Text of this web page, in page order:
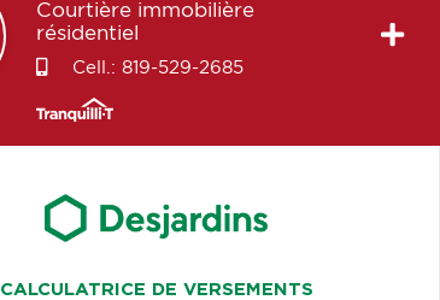
Courtière immobilière
résidentiel
Cell.: 819-529-2685
CALCULATRICE DE VERSEMENTS